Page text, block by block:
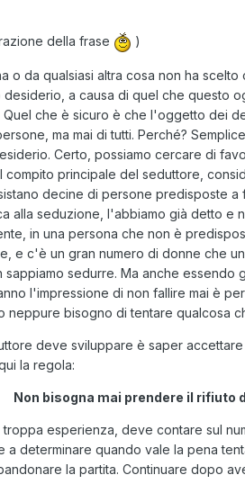
della frase )
o da qualsiasi altra cosa non ha
a causa di quel che questo
Quel che è sicuro è che l'oggetto dei
ma mai di tutti. Perché?
Certo, possiamo cercare di
principale del seduttore,
decine di persone predisposte
alla seduzione, l'abbiamo già detto
in una persona che non è
e c'è un gran numero di donne che
sedurre. Ma anche
l'impressione di non fallire mai è
neppure bisogno di tentare qualcosa
deve sviluppare è saper
la regola:
Non bisogna mai prendere il rifiuto
esperienza, deve contare sul
determinare quando vale la pena
la partita. Continuare dopo